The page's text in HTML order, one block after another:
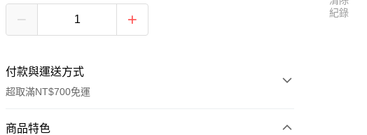
付款與運送方式
超取滿NT$700免運
付款方式
商品特色
紀錄